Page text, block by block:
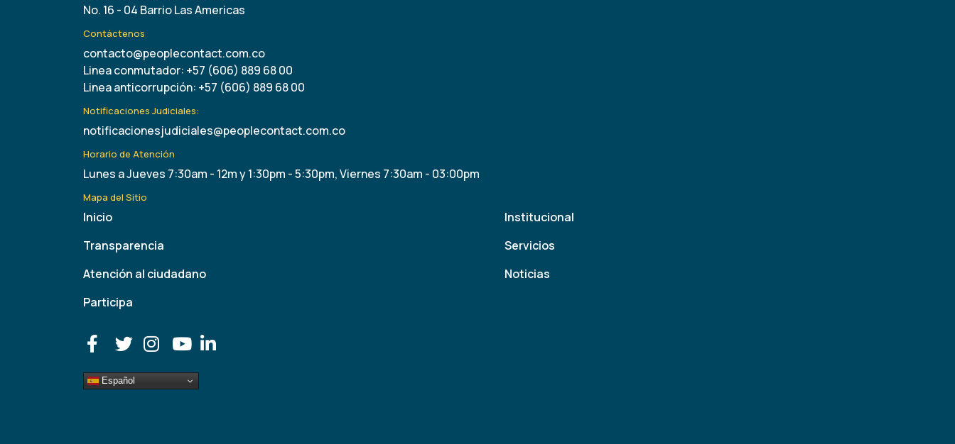
No. 16 - 04 Barrio Las Americas
Contáctenos
contacto@peoplecontact.com.co
Linea conmutador: +57 (606) 889 68 00
Linea anticorrupción: +57 (606) 889 68 00
Notificaciones Judiciales:
notificacionesjudiciales@peoplecontact.com.co
Horario de Atención
Lunes a Jueves 7:30am - 12m y 1:30pm - 5:30pm, Viernes 7:30am - 03:00pm
Mapa del Sitio
Inicio
Transparencia
Atención al ciudadano
Participa
Institucional
Servicios
Noticias
Español